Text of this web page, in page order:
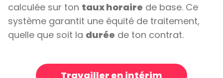
calculée sur ton taux horaire de base. Ce
système garantit une équité de traitement,
quelle que soit la durée de ton contrat.
Travailler en intérim